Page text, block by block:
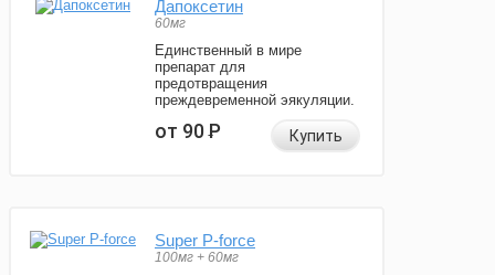
Дапоксетин
60мг
Единственный в мире
препарат для
предотвращения
преждевременной эякуляции.
от 90Р Купить
Super P-force
100мг + 60мг